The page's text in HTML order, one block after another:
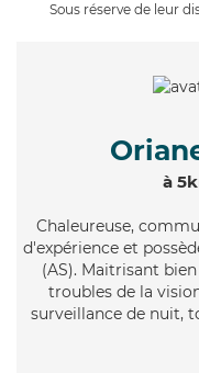
Sous réserve de leur
à
Chaleureuse,
d'expérience et
(AS). Maitrisant
troubles de la
surveillance de nuit,